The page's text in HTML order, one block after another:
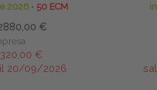
2026 ∙ 50 ECM
€
320,00 €
20/09/2026